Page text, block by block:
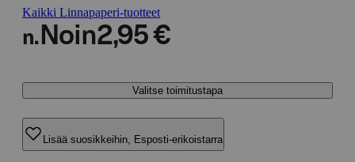
Kaikki Linnapaperi-tuotteet
n. Noin2,95 €
Valitse toimitustapa
Lisää suosikkeihin, Esposti-erikoistarra